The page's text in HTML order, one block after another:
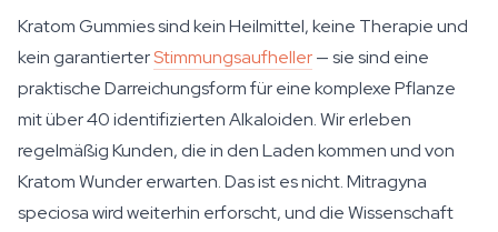
Kratom Gummies sind kein Heilmittel, keine Therapie und
kein garantierterStimmungsaufheller— sie sind eine
praktische Darreichungsform für eine komplexe Pflanze
mit über 40 identifizierten Alkaloiden. Wir erleben
regelmäßig Kunden, die in den Laden kommen und von
Kratom Wunder erwarten. Das ist es nicht. Mitragyna
speciosa wird weiterhin erforscht, und die Wissenschaft